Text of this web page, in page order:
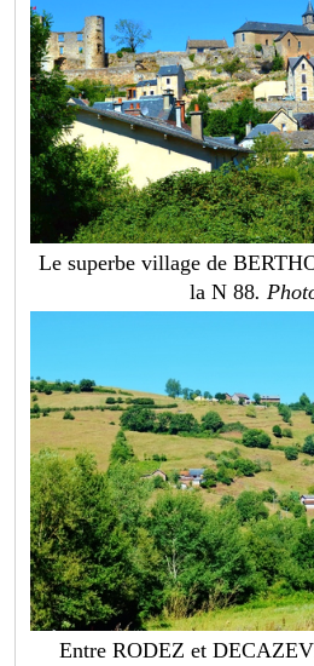
Le superbe village de
la N 88.
Entre RODEZ et